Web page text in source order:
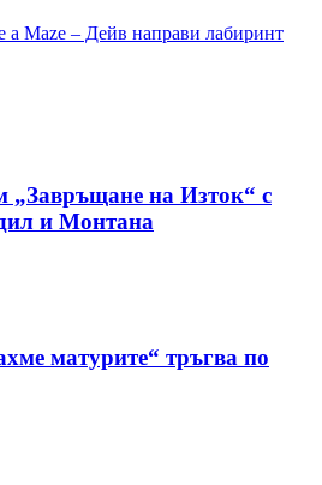
Maze – Дейв направи лабиринт
„Завръщане на Изток“ с
и Монтана
матурите“ тръгва по